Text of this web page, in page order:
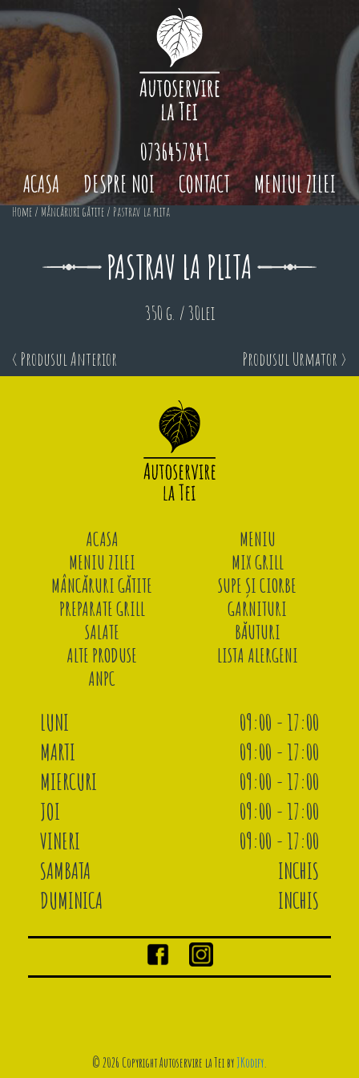
ACASA DESPRE NOI CONTACT MENIUL ZILEI
0736457841
Home / Mâncăruri gătite / Pastrav la plita
PASTRAV LA PLITA
350 g. / 30lei
< Produsul Anterior Produsul Urmator >
ACASA
MENIU
MENIU ZILEI
MIX GRILL
MÂNCĂRURI GĂTITE
SUPE ȘI CIORBE
PREPARATE GRILL
GARNITURI
SALATE
BĂUTURI
ALTE PRODUSE
LISTA ALERGENI
ANPC
LUNI
09:00 - 17:00
MARTI
09:00 - 17:00
MIERCURI
09:00 - 17:00
JOI
09:00 - 17:00
VINERI
09:00 - 17:00
SAMBATA
INCHIS
DUMINICA
INCHIS
© 2026 Copyright Autoservire la Tei byJKodify.